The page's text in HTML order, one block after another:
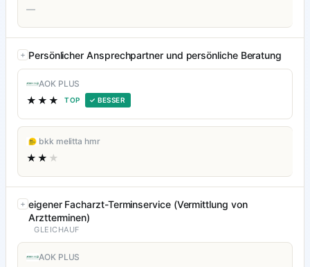
—
Persönlicher Ansprechpartner und persönliche Beratung
AOK PLUS
★★★ TOP ✓ BESSER
bkk melitta hmr
★★ ★
eigener Facharzt-Terminservice (Vermittlung von
Arztterminen)
GLEICHAUF
AOK PLUS